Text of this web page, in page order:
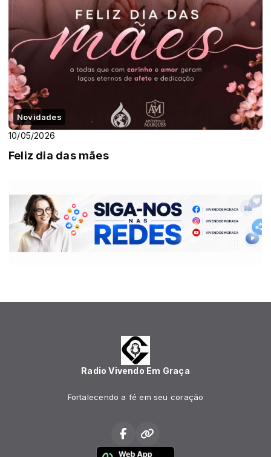
Novidades
10/05/2026
Feliz dia das mães
Radio Vivendo Em Graça
Fortalecendo a fé em seu coração